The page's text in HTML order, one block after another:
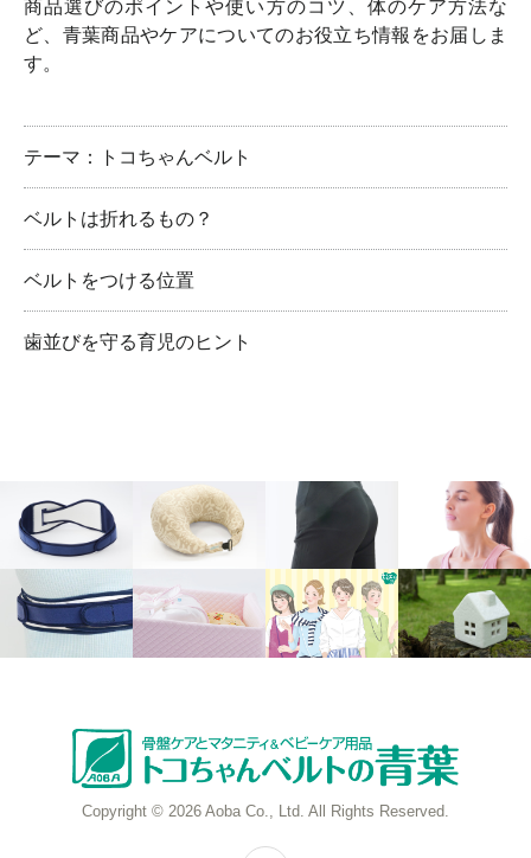
商品選びのポイントや使い方のコツ、体のケア方法な
ど、青葉商品やケアについてのお役立ち情報をお届しま
す。
テーマ：トコちゃんベルト
ベルトは折れるもの？
ベルトをつける位置
歯並びを守る育児のヒント
Copyright © 2026 Aoba Co., Ltd. All Rights Reserved.